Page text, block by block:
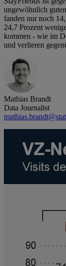
ungewöhnlich
fanden nur noch
24,7 Prozent
kommen - wie im
und verlieren
Mathias Brandt
Data Journalist